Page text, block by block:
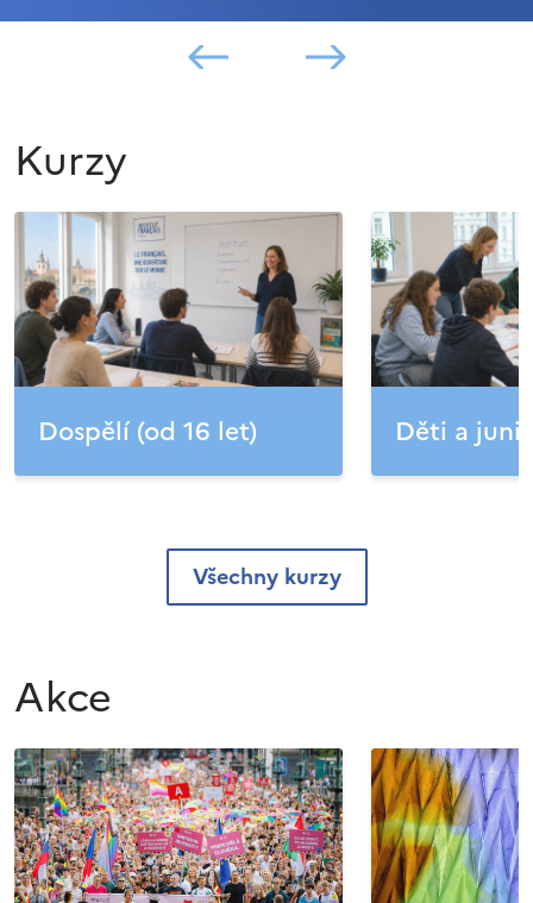
Kurzy
Dospělí (od 16 let) Děti a
Všechny kurzy
Akce